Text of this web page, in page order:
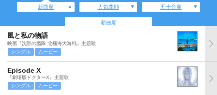
新曲順 人気曲順 五十音順
新曲順
風と私の物語
映画『沈黙の艦隊 北極海大海戦』主題歌
シングル
ムービー
Episode X
『劇場版ドクターX』主題歌
シングル
ムービー